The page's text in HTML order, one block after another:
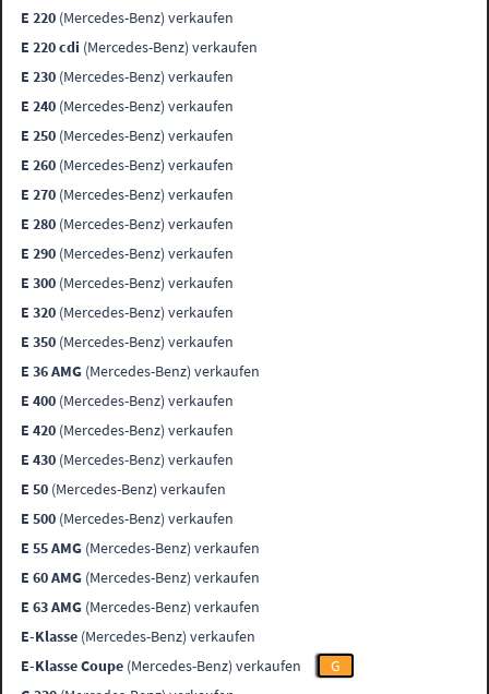
E 220 (Mercedes-Benz) verkaufen
E 220 cdi (Mercedes-Benz) verkaufen
E 230 (Mercedes-Benz) verkaufen
E 240 (Mercedes-Benz) verkaufen
E 250 (Mercedes-Benz) verkaufen
E 260 (Mercedes-Benz) verkaufen
E 270 (Mercedes-Benz) verkaufen
E 280 (Mercedes-Benz) verkaufen
E 290 (Mercedes-Benz) verkaufen
E 300 (Mercedes-Benz) verkaufen
E 320 (Mercedes-Benz) verkaufen
E 350 (Mercedes-Benz) verkaufen
E 36 AMG (Mercedes-Benz) verkaufen
E 400 (Mercedes-Benz) verkaufen
E 420 (Mercedes-Benz) verkaufen
E 430 (Mercedes-Benz) verkaufen
E 50 (Mercedes-Benz) verkaufen
E 500 (Mercedes-Benz) verkaufen
E 55 AMG (Mercedes-Benz) verkaufen
E 60 AMG (Mercedes-Benz) verkaufen
E 63 AMG (Mercedes-Benz) verkaufen
E-Klasse (Mercedes-Benz) verkaufen
E-Klasse Coupe (Mercedes-Benz) verkaufen
G